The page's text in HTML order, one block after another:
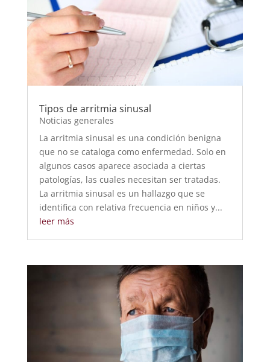
Tipos de arritmia sinusal
Noticias generales
La arritmia sinusal es una condición benigna
que no se cataloga como enfermedad. Solo en
algunos casos aparece asociada a ciertas
patologías, las cuales necesitan ser tratadas.
La arritmia sinusal es un hallazgo que se
identifica con relativa frecuencia en niños y...
leer más